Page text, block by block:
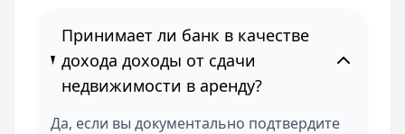
Принимает ли банк в качестве
дохода доходы от сдачи
недвижимости в аренду?
Да, если вы документально подтвердите